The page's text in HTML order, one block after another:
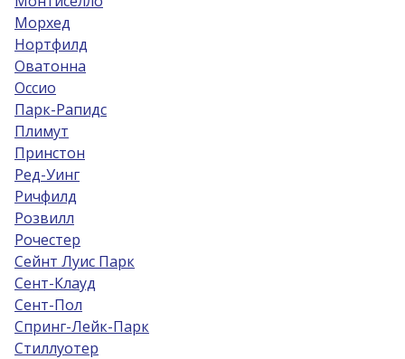
Морхед
Нортфилд
Оватонна
Оссио
Парк-Рапидс
Плимут
Принстон
Ред-Уинг
Ричфилд
Розвилл
Рочестер
Сейнт Луис Парк
Сент-Клауд
Сент-Пол
Спринг-Лейк-Парк
Стиллуотер